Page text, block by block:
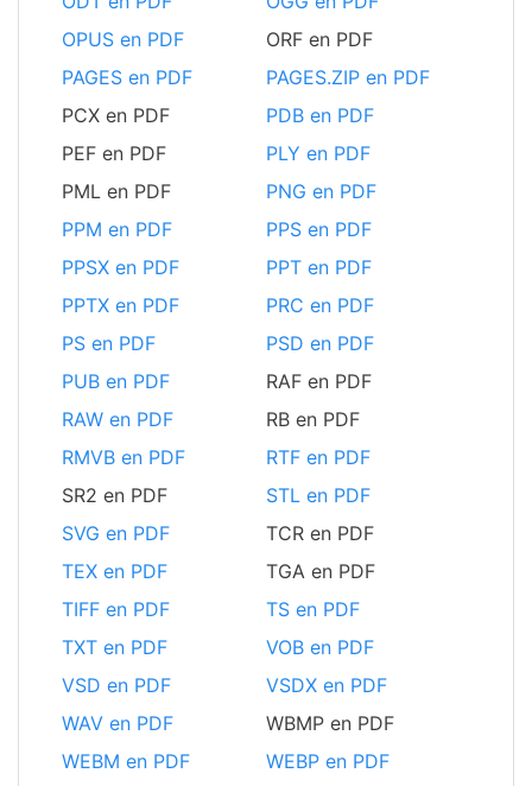
OPUS en PDF
ORF en PDF
PAGES en PDF
PAGES.ZIP en PDF
PCX en PDF
PDB en PDF
PEF en PDF
PLY en PDF
PML en PDF
PNG en PDF
PPM en PDF
PPS en PDF
PPSX en PDF
PPT en PDF
PPTX en PDF
PRC en PDF
PS en PDF
PSD en PDF
PUB en PDF
RAF en PDF
RAW en PDF
RB en PDF
RMVB en PDF
RTF en PDF
SR2 en PDF
STL en PDF
SVG en PDF
TCR en PDF
TEX en PDF
TGA en PDF
TIFF en PDF
TS en PDF
TXT en PDF
VOB en PDF
VSD en PDF
VSDX en PDF
WAV en PDF
WBMP en PDF
WEBM en PDF
WEBP en PDF